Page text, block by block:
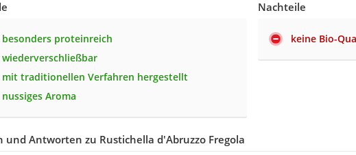
besonders proteinreich
wiederverschließbar
mit traditionellen Verfahren hergestellt
nussiges Aroma
Nachteile
keine Bio-
und Antworten zu Rustichella d'Abruzzo Fregola